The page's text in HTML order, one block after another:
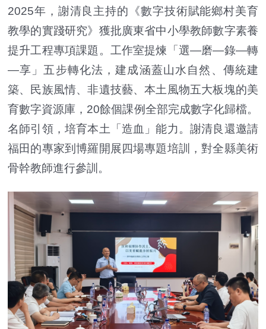
2025年，謝清良主持的《數字技術賦能鄉村美育
教學的實踐研究》獲批廣東省中小學教師數字素養
提升工程專項課題。工作室提煉「選—磨—錄—轉
—享」五步轉化法，建成涵蓋山水自然、傳統建
築、民族風情、非遺技藝、本土風物五大板塊的美
育數字資源庫，20餘個課例全部完成數字化歸檔。
名師引領，培育本土「造血」能力。謝清良還邀請
福田的專家到博羅開展四場專題培訓，對全縣美術
骨幹教師進行參訓。